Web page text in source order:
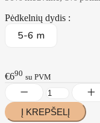
Pėdkelnių dydis :
5-6 m
€690 su PVM